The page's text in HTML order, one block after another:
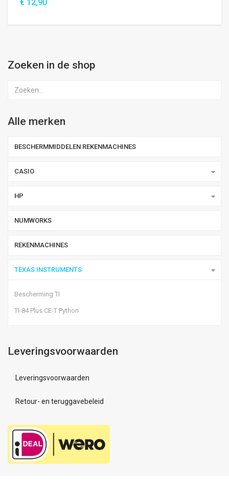
€ 12,90
Zoeken in de shop
Alle merken
BESCHERMMIDDELEN REKENMACHINES
CASIO
HP
NUMWORKS
REKENMACHINES
TEXAS INSTRUMENTS
Bescherming TI
TI-84 Plus CE-T Python
Leveringsvoorwaarden
Leveringsvoorwaarden
Retour- en teruggavebeleid